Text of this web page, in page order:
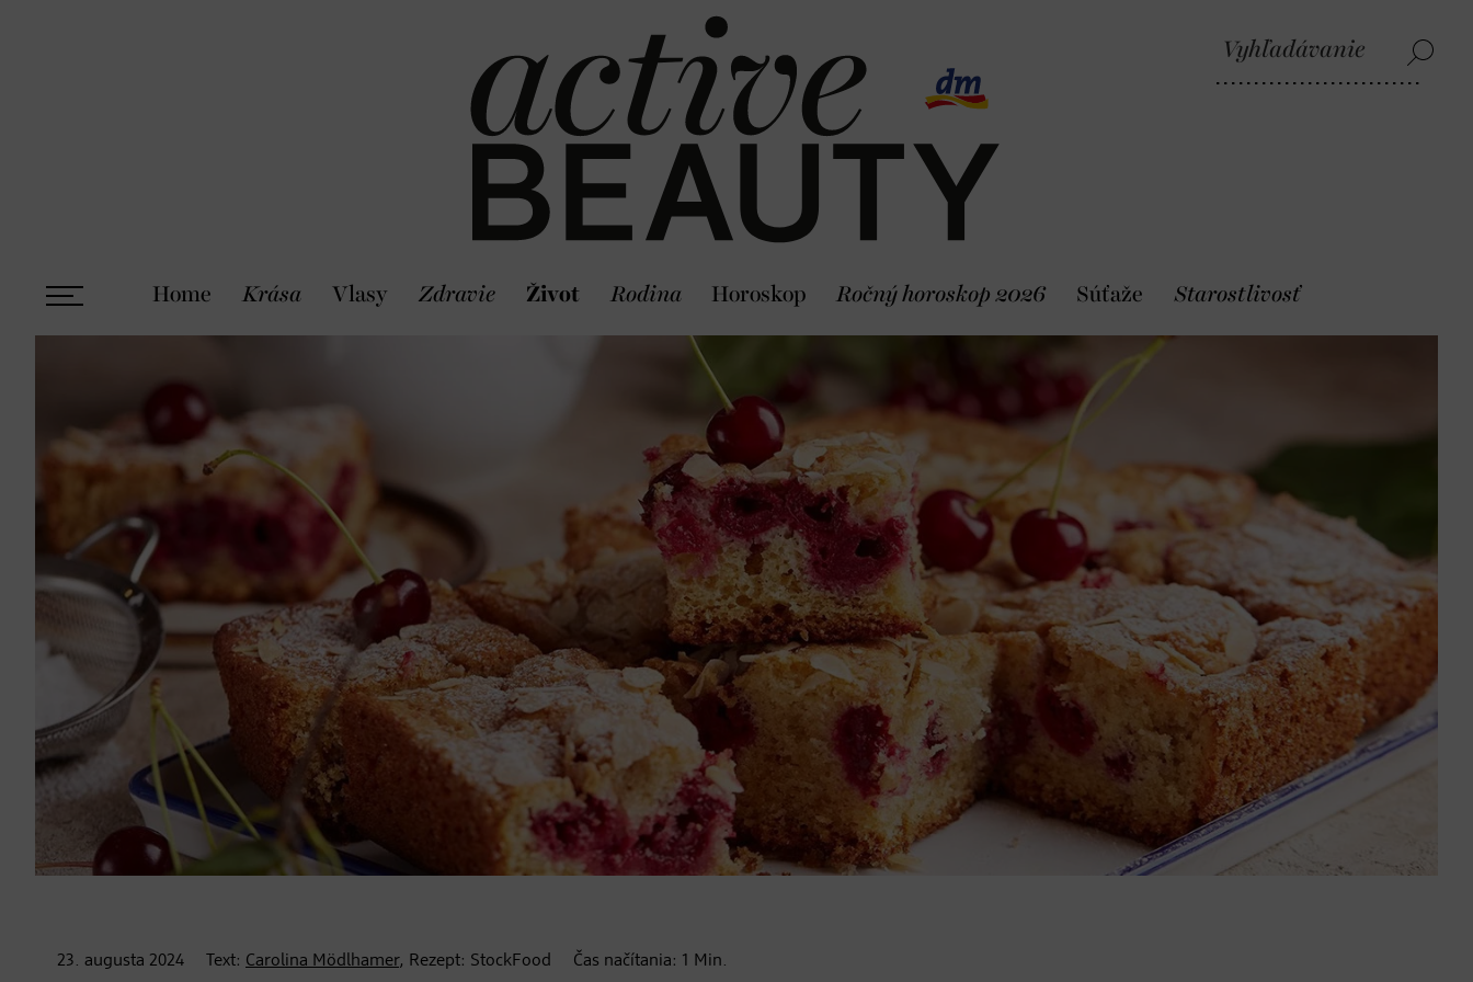
Home Krása Vlasy Zdravie Život Rodina Horoskop Ročný horoskop 2026 Súťaže Starostlivosť
23. augusta 2024 Text: Carolina Mödlhamer, Rezept: StockFood Čas načítania: 1 Min.